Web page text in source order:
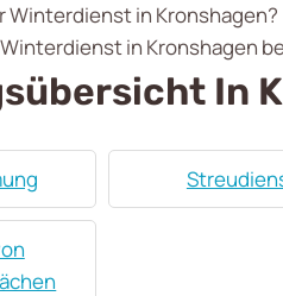
Winterdienst in Kronshagen?
in Kronshagen
In